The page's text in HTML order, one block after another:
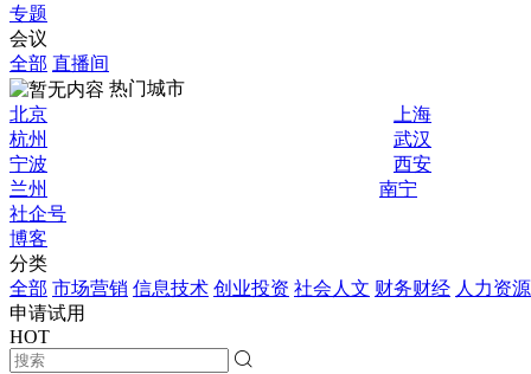
专题
会议
全部 直播间
热门城市
北京
上海
杭州
武汉
宁波
西安
兰州
南宁
社企号
博客
分类
全部 市场营销 信息技术 创业投资 社会人文 财务财经 人力资源
申请试用
HOT